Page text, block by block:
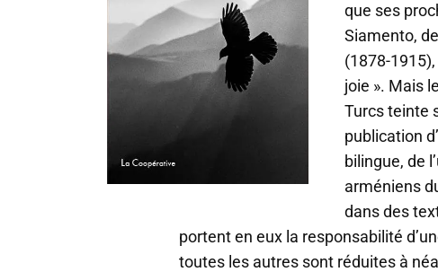
que ses
Siamento,
(1878-
joie ». Mais
Turcs teinte
publication
bilingue, de
arméniens
dans des
portent en eux la responsabilité
toutes les autres sont réduites à